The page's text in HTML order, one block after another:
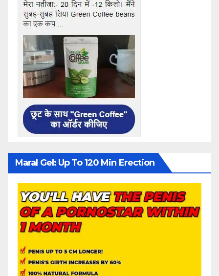
Maral Gel: Up To 120 Min Erection